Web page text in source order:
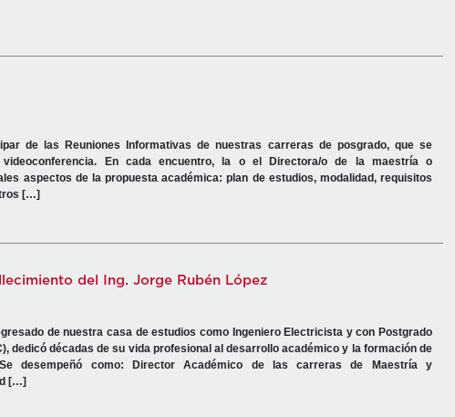
de las Reuniones Informativas de nuestras carreras de posgrado, que se
En cada encuentro, la o el Directora/o de la maestría o
aspectos de la propuesta académica: plan de estudios, modalidad, requisitos
[…]
del Ing. Jorge Rubén López
de nuestra casa de estudios como Ingeniero Electricista y con Postgrado
dedicó décadas de su vida profesional al desarrollo académico y la formación de
desempeñó como: Director Académico de las carreras de Maestría y
[…]